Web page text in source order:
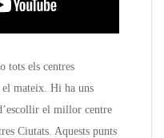
tots els centres
mateix. Hi ha uns
el millor centre
Ciutats. Aquests punts